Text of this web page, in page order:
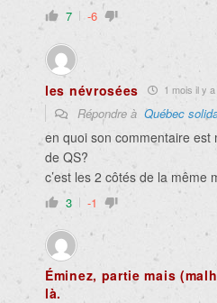
7 -6
les névrosées 1 mois il y a
Répondre à Québec
en quoi son commentaire
de QS?
c’est les 2 côtés de la même
3 -1
Éminez, partie mais
là.